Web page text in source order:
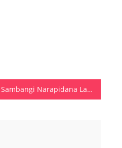
Sambangi Narapidana Lapas Kelas II B Piru, Kapolres SBB Bagikan Djikir Asmaul Husnah Dan Alkitab